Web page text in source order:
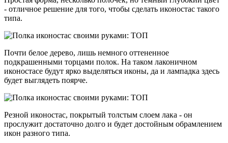
- отличное решение для того, чтобы сделать иконостас такого
типа.
Почти белое дерево, лишь немного оттененное
подкрашенными торцами полок. На таком лаконичном
иконостасе будут ярко выделяться иконы, да и лампадка здесь
будет выглядеть поярче.
Резной иконостас, покрытый толстым слоем лака - он
прослужит достаточно долго и будет достойным обрамлением
икон разного типа.